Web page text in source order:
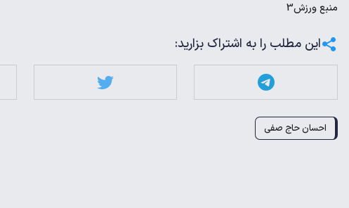
منبعورزش3
این مطلب را به اشتراک بزارید:
احسان حاج صفی